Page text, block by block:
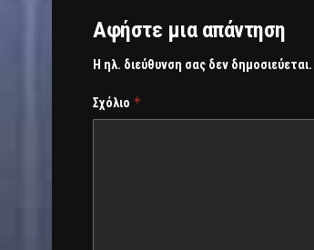
Αφήστε μια απάντηση
Η ηλ. διεύθυνση σας δεν δημοσιεύεται.
Σχόλιο *